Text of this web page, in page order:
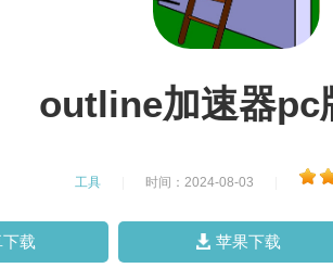
outline加速器pc
工具 时间：2024-08-03
载 苹果下载